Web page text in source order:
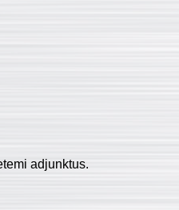
adjunktus.